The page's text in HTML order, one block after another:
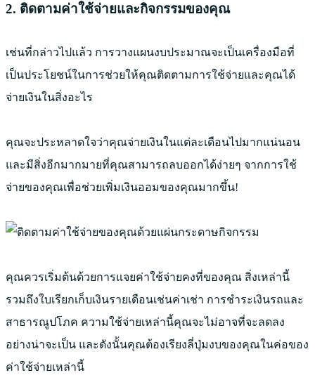
2. ติดตามค่าใช้จ่ายและกิจกรรมของคุณ
เช่นที่กล่าวไปแล้ว การวางแผนงบประมาณจะเป็นเครื่องมือที่
เป็นประโยชน์ในการช่วยให้คุณติดตามการใช้จ่ายและคุณได้
จ่ายเงินในสิ่งอะไร
คุณจะประหลาดใจว่าคุณจ่ายเงินในแต่ละเดือนไปมากแน่นอน
และมีสิ่งอีกมากมายที่คุณสามารถลบออกได้ง่ายๆ จากการใช้
จ่ายของคุณเพื่อช่วยเพิ่มเงินออมของคุณมากขึ้น!
คุณควรเริ่มต้นด้วยการแจยค่าใช้จ่ายคงที่ของคุณ สิ่งเหล่านี้
รวมถึงใบเรียกเก็บเงินรายเดือนเช่นค่าเช่า การชำระเงินรถและ
สาธารณูปโภค ความใช้จ่ายเหล่านี้คุณจะไม่อาจที่จะลดลง
อย่างน่าจะเป็น และดังนั้นคุณต้องเรียงลี่ปุ่มงบของคุณในค่อของ
ค่าใช้จ่ายเหล่านี้